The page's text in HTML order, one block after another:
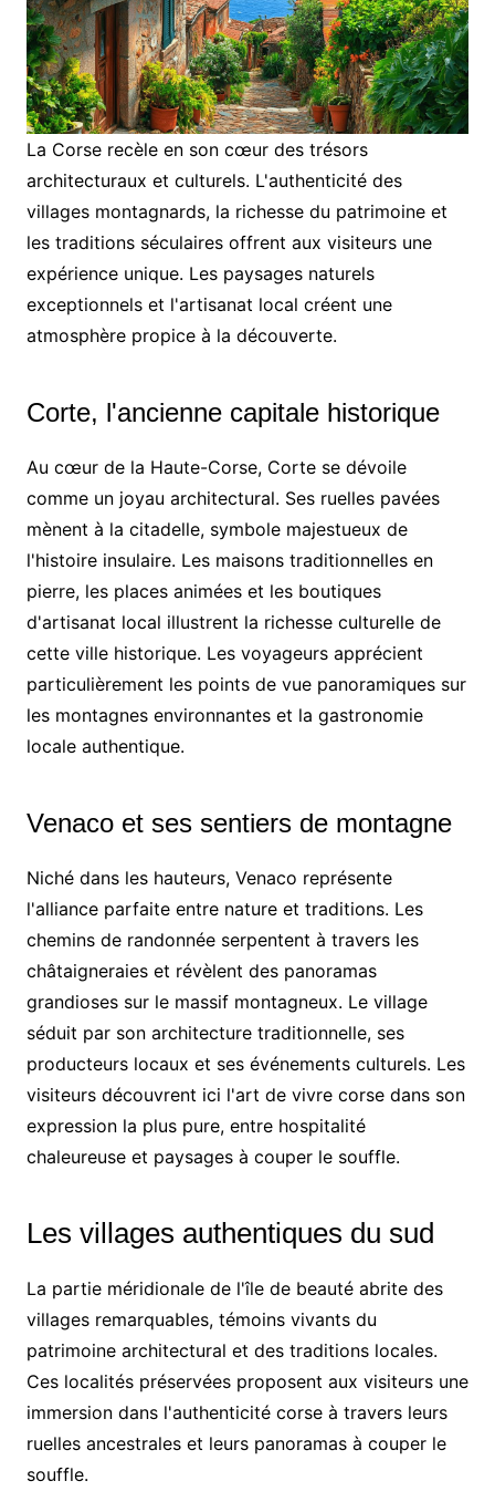
La Corse recèle en son cœur des trésors
architecturaux et culturels. L'authenticité des
villages montagnards, la richesse du patrimoine et
les traditions séculaires offrent aux visiteurs une
expérience unique. Les paysages naturels
exceptionnels et l'artisanat local créent une
atmosphère propice à la découverte.
Corte, l'ancienne capitale historique
Au cœur de la Haute-Corse, Corte se dévoile
comme un joyau architectural. Ses ruelles pavées
mènent à la citadelle, symbole majestueux de
l'histoire insulaire. Les maisons traditionnelles en
pierre, les places animées et les boutiques
d'artisanat local illustrent la richesse culturelle de
cette ville historique. Les voyageurs apprécient
particulièrement les points de vue panoramiques sur
les montagnes environnantes et la gastronomie
locale authentique.
Venaco et ses sentiers de montagne
Niché dans les hauteurs, Venaco représente
l'alliance parfaite entre nature et traditions. Les
chemins de randonnée serpentent à travers les
châtaigneraies et révèlent des panoramas
grandioses sur le massif montagneux. Le village
séduit par son architecture traditionnelle, ses
producteurs locaux et ses événements culturels. Les
visiteurs découvrent ici l'art de vivre corse dans son
expression la plus pure, entre hospitalité
chaleureuse et paysages à couper le souffle.
Les villages authentiques du sud
La partie méridionale de l'île de beauté abrite des
villages remarquables, témoins vivants du
patrimoine architectural et des traditions locales.
Ces localités préservées proposent aux visiteurs une
immersion dans l'authenticité corse à travers leurs
ruelles ancestrales et leurs panoramas à couper le
souffle.